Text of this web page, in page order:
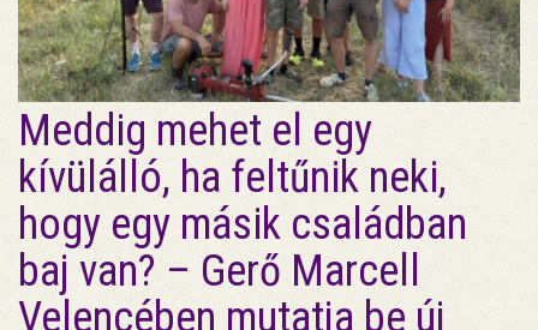
Meddig mehet el egy
kívülálló, ha feltűnik neki,
hogy egy másik családban
baj van? – Gerő Marcell
Velencében mutatja be új